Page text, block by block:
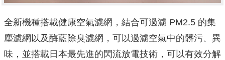
全新機種搭載健康空氣濾網，結合可過濾 PM2.5 的集
塵濾網以及酶藍除臭濾網，可以過濾空氣中的髒污、異
味，並搭載日本最先進的閃流放電技術，可以有效分解